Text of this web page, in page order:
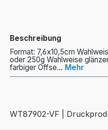
Beschreibung
Format: 7,6x10,5cm
oder 250g Wahlweise
farbiger Offse… Mehr
WT87902-VF |